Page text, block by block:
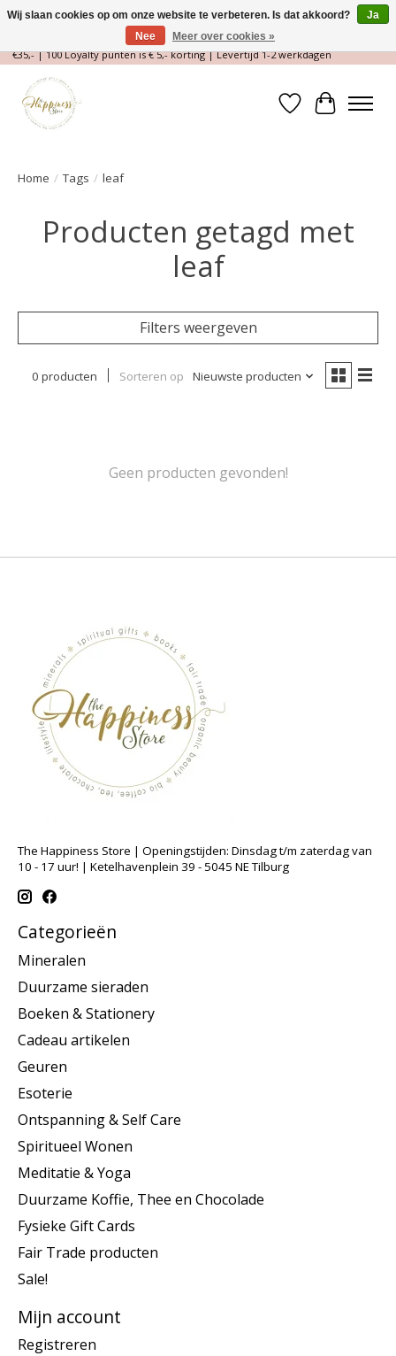
Magische Conceptstore, Edelstenen & Spirituele winkel | Gratis verzending >
€35,- | 100 Loyalty punten is € 5,- korting | Levertijd 1-2 werkdagen
Verlanglijst
Home / Tags / leaf
Producten getagd met
leaf
Filters weergeven
0 producten Sorteren op Nieuwste producten
Geen producten gevonden!
The Happiness Store | Openingstijden: Dinsdag t/m zaterdag van
10 - 17 uur! | Ketelhavenplein 39 - 5045 NE Tilburg
Categorieën
Mineralen
Duurzame sieraden
Boeken & Stationery
Cadeau artikelen
Geuren
Esoterie
Ontspanning & Self Care
Spiritueel Wonen
Meditatie & Yoga
Duurzame Koffie, Thee en Chocolade
Fysieke Gift Cards
Fair Trade producten
Sale!
Mijn account
Registreren
Wij slaan cookies op om onze website te verbeteren. Is dat akkoord?
Ja
Nee
Meer over cookies »